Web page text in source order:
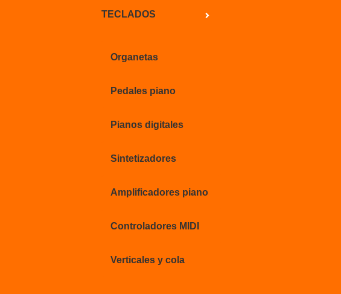
TECLADOS
Organetas
Pedales piano
Pianos digitales
Sintetizadores
Amplificadores piano
Controladores MIDI
Verticales y cola